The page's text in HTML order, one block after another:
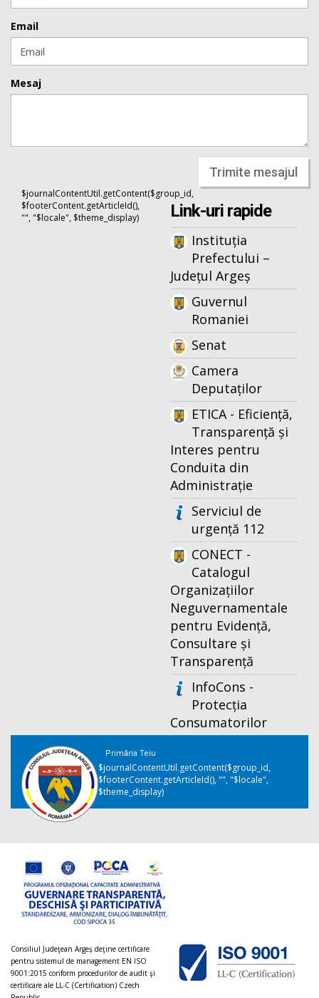
Email
Mesaj
Trimite mesajul
$journalContentUtil.getContent($group_id,
$footerContent.getArticleId(),
"", "$locale", $theme_display)
Link-uri rapide
Instituția
Prefectului –
Județul Argeș
Guvernul
Romaniei
Senat
Camera
Deputaților
ETICA - Eficiență,
Transparență și
Interes pentru
Conduita din
Administrație
Serviciul de
urgență 112
CONECT -
Catalogul
Organizațiilor
Neguvernamentale
pentru Evidență,
Consultare și
Transparență
InfoCons -
Protecția
Consumatorilor
Primăria Teiu
$journalContentUtil.getContent($group_id,
$footerContent.getArticleId(), "", "$locale",
$theme_display)
Consiliul Judeţean Argeș deţine certificare
pentru sistemul de management EN ISO
9001:2015 conform procedurilor de audit şi
certificare ale LL-C (Certification) Czech